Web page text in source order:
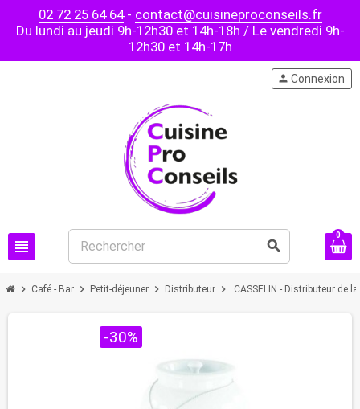
02 72 25 64 64- contact@cuisineproconseils.fr
Du lundi au jeudi 9h-12h30 et 14h-18h / Le vendredi 9h-
12h30 et 14h-17h
view_headline search
person Connexion
0
chevron_right Café - Bar chevron_right Petit-déjeuner chevron_right Distributeur chevron_right CASSELIN - Distributeur de
-30%